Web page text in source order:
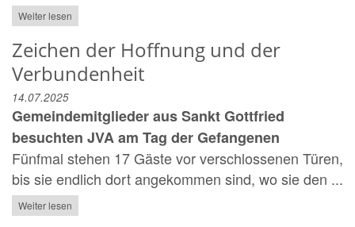
Weiter lesen
Zeichen der Hoffnung und der
Verbundenheit
14.07.2025
Gemeindemitglieder aus Sankt Gottfried
besuchten JVA am Tag der Gefangenen
Fünfmal stehen 17 Gäste vor verschlossenen Türen,
bis sie endlich dort angekommen sind, wo sie den ...
Weiter lesen